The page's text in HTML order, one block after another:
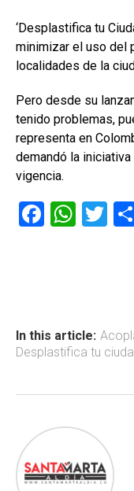
‘Desplastifica tu
minimizar el uso del
localidades de la
Pero desde su
tenido problemas,
representa en
demandó la
vigencia.
F
ok
W
p
p
T
In this article:
Desplastifica tu